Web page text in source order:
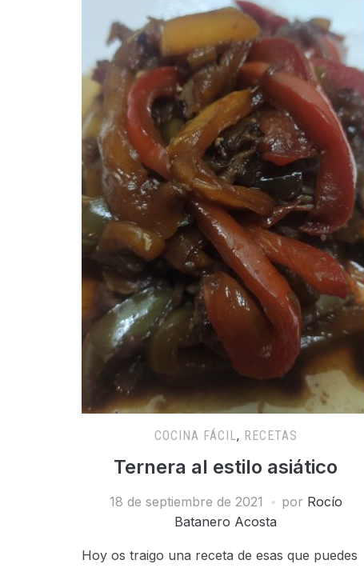
COCINA FÁCIL , RECETAS
Ternera al estilo asiático
18 de septiembre de 2021 por Rocío
Batanero Acosta
Hoy os traigo una receta de esas que puedes